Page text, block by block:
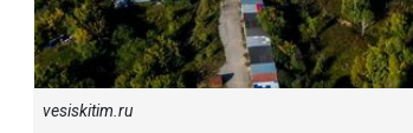
vesiskitim.ru